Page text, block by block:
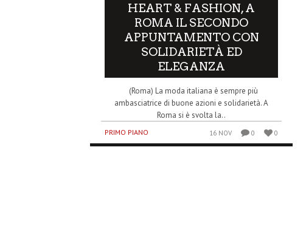
HEART & FASHION, A
ROMA IL SECONDO
APPUNTAMENTO CON
SOLIDARIETÀ ED
ELEGANZA
(Roma) La moda italiana è sempre più
ambasciatrice di buone azioni e solidarietà. A
Roma si è svolta la..
PRIMO PIANO 16 NOV 0 0